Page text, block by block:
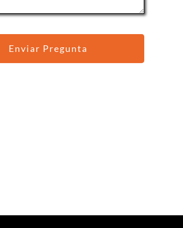
Enviar Pregunta